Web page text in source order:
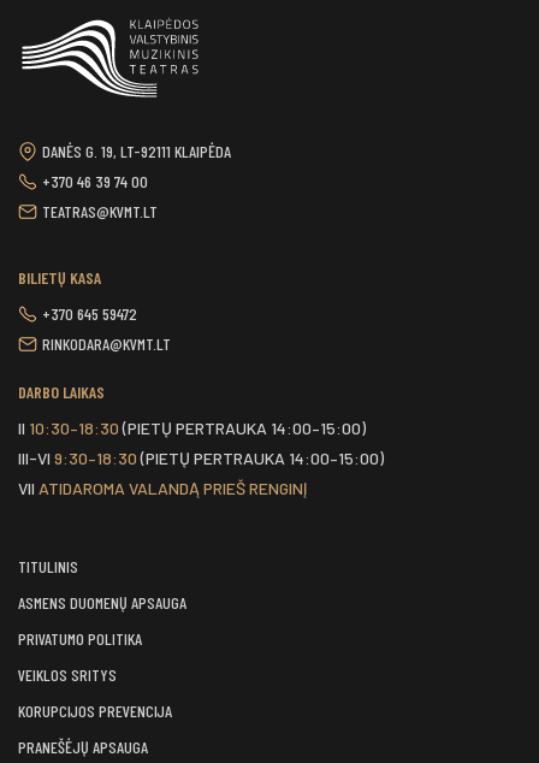
DANĖS G. 19, LT-92111 KLAIPĖDA
+370 46 39 74 00
TEATRAS@KVMT.LT
BILIETŲ KASA
+370 645 59472
RINKODARA@KVMT.LT
DARBO LAIKAS
II 10:30–18:30(PIETŲ PERTRAUKA 14:00–15:00)
III-VI 9:30–18:30(PIETŲ PERTRAUKA 14:00–15:00)
VII ATIDAROMA VALANDĄ PRIEŠ RENGINĮ
TITULINIS
ASMENS DUOMENŲ APSAUGA
PRIVATUMO POLITIKA
VEIKLOS SRITYS
KORUPCIJOS PREVENCIJA
PRANEŠĖJŲ APSAUGA